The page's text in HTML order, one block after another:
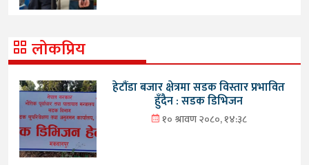
लोकप्रिय
हेटौंडा बजार क्षेत्रमा सडक विस्तार प्रभावित
हुँदैन : सडक डिभिजन
१० श्रावण २०८०, १४:३८